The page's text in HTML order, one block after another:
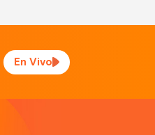
En Vivo